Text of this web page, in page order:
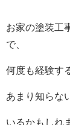
お家の塗装工
で、
何度も経験す
あまり知らな
いるかもしれ